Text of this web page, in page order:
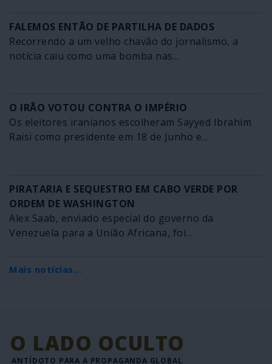
FALEMOS ENTÃO DE PARTILHA DE DADOS
Recorrendo a um velho chavão do jornalismo, a
notícia caiu como uma bomba nas...
O IRÃO VOTOU CONTRA O IMPÉRIO
Os eleitores iranianos escolheram Sayyed Ibrahim
Raisi como presidente em 18 de Junho e...
PIRATARIA E SEQUESTRO EM CABO VERDE POR
ORDEM DE WASHINGTON
Alex Saab, enviado especial do governo da
Venezuela para a União Africana, foi...
Mais notícias...
O LADO OCULTO
ANTÍDOTO PARA A PROPAGANDA GLOBAL